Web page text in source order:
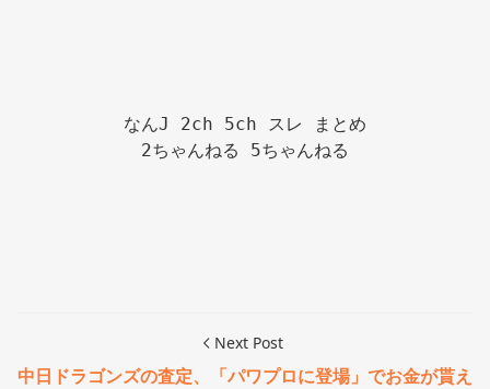
なんJ 2ch 5ch スレ まとめ
2ちゃんねる 5ちゃんねる
Next Post
中日ドラゴンズの査定、「パワプロに登場」でお金が貰え